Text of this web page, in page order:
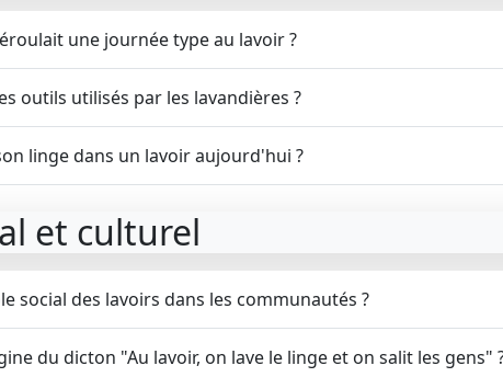
une journée type au lavoir ?
outils utilisés par les lavandières ?
linge dans un lavoir aujourd'hui ?
et culturel
social des lavoirs dans les communautés ?
du dicton "Au lavoir, on lave le linge et on salit les gens"